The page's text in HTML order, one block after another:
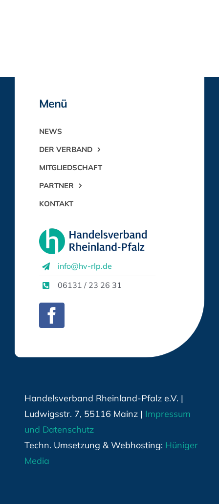
Menü
NEWS
DER VERBAND
MITGLIEDSCHAFT
PARTNER
KONTAKT
info@hv-rlp.de
06131 / 23 26 31
Handelsverband Rheinland-Pfalz e.V. |
Ludwigsstr. 7, 55116 Mainz | Impressum
und Datenschutz
Techn. Umsetzung & Webhosting: Hüniger
Media